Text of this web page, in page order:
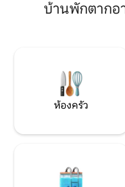
บ้านพักตากอ
ห้องครัว